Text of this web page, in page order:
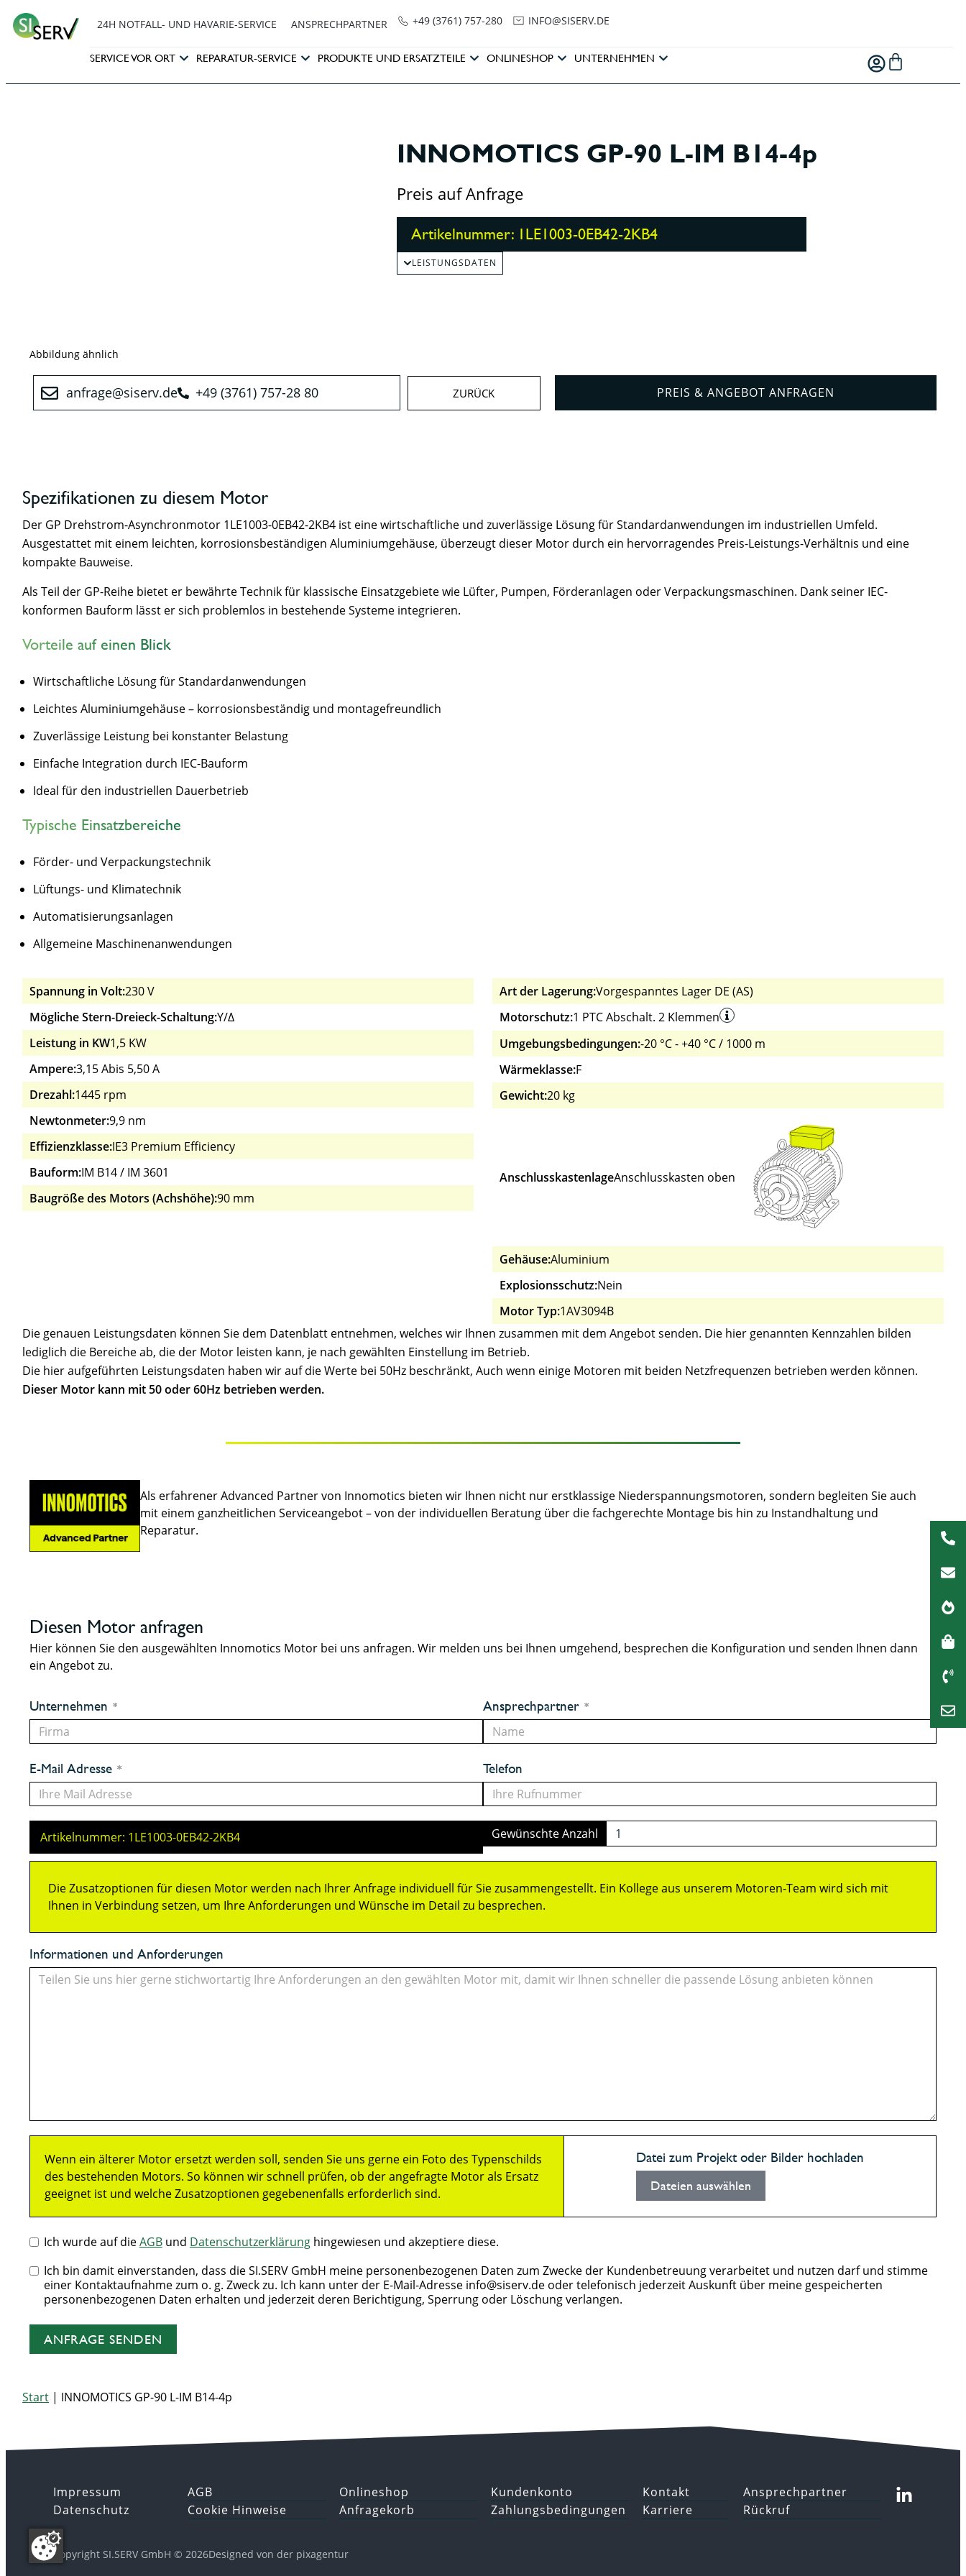
24H NOTFALL- UND HAVARIE-SERVICE ANSPRECHPARTNER +49 (3761) 757-280 ED.VRE
SIS@OF
NI
SERVICE VOR ORT REPARATUR-SERVICE PRODUKTE UND ERSATZTEILE ONLINESHOP UNTERNEHMEN
Abbildung ähnlich
INNOMOTICS GP-90 L-IM B14-4p
Preis auf Anfrage
Artikelnummer: 1LE1003-0EB42-2KB4
LEISTUNGSDATEN
ed.vre
sis@eg
arfna +49 (3761) 757-28 80 ZURÜCK PREIS & ANGEBOT ANFRAGEN
Spezifikationen zu diesem Motor
Der GP Drehstrom-Asynchronmotor 1LE1003-0EB42-2KB4 ist eine wirtschaftliche und zuverlässige Lösung für Standardanwendungen im industriellen Umfeld.
Ausgestattet mit einem leichten, korrosionsbeständigen Aluminiumgehäuse, überzeugt dieser Motor durch ein hervorragendes Preis-Leistungs-Verhältnis und eine
kompakte Bauweise.
Als Teil der GP-Reihe bietet er bewährte Technik für klassische Einsatzgebiete wie Lüfter, Pumpen, Förderanlagen oder Verpackungsmaschinen. Dank seiner IEC-
konformen Bauform lässt er sich problemlos in bestehende Systeme integrieren.
Vorteile auf einen Blick
Wirtschaftliche Lösung für Standardanwendungen
Leichtes Aluminiumgehäuse – korrosionsbeständig und montagefreundlich
Zuverlässige Leistung bei konstanter Belastung
Einfache Integration durch IEC-Bauform
Ideal für den industriellen Dauerbetrieb
Typische Einsatzbereiche
Förder- und Verpackungstechnik
Lüftungs- und Klimatechnik
Automatisierungsanlagen
Allgemeine Maschinenanwendungen
Spannung in Volt:230 V
Mögliche Stern-Dreieck-Schaltung:Y/Δ
Leistung in KW1,5 KW
Ampere:3,15 Abis 5,50 A
Drezahl:1445 rpm
Newtonmeter:9,9 nm
Effizienzklasse:IE3 Premium Efficiency
Bauform:IM B14 / IM 3601
Baugröße des Motors (Achshöhe):90 mm
Art der Lagerung:Vorgespanntes Lager DE (AS)
Motorschutz:1 PTC Abschalt. 2 Klemmen
Umgebungsbedingungen:-20 °C - +40 °C / 1000 m
Wärmeklasse:F
Gewicht:20 kg
AnschlusskastenlageAnschlusskasten oben
Gehäuse:Aluminium
Explosionsschutz:Nein
Motor Typ:1AV3094B
Die genauen Leistungsdaten können Sie dem Datenblatt entnehmen, welches wir Ihnen zusammen mit dem Angebot senden. Die hier genannten Kennzahlen bilden
lediglich die Bereiche ab, die der Motor leisten kann, je nach gewählten Einstellung im Betrieb.
Die hier aufgeführten Leistungsdaten haben wir auf die Werte bei 50Hz beschränkt, Auch wenn einige Motoren mit beiden Netzfrequenzen betrieben werden können.
Dieser Motor kann mit 50 oder 60Hz betrieben werden.
Als erfahrener Advanced Partner von Innomotics bieten wir Ihnen nicht nur erstklassige Niederspannungsmotoren, sondern begleiten Sie auch
mit einem ganzheitlichen Serviceangebot – von der individuellen Beratung über die fachgerechte Montage bis hin zu Instandhaltung und
Reparatur.
Diesen Motor anfragen
Hier können Sie den ausgewählten Innomotics Motor bei uns anfragen. Wir melden uns bei Ihnen umgehend, besprechen die Konfiguration und senden Ihnen dann
ein Angebot zu.
Unternehmen
E-Mail Adresse
Ansprechpartner
Telefon
Artikelnummer: 1LE1003-0EB42-2KB4 Gewünschte Anzahl
Die Zusatzoptionen für diesen Motor werden nach Ihrer Anfrage individuell für Sie zusammengestellt. Ein Kollege aus unserem Motoren-Team wird sich mit
Ihnen in Verbindung setzen, um Ihre Anforderungen und Wünsche im Detail zu besprechen.
Informationen und Anforderungen
Wenn ein älterer Motor ersetzt werden soll, senden Sie uns gerne ein Foto des Typenschilds
des bestehenden Motors. So können wir schnell prüfen, ob der angefragte Motor als Ersatz
geeignet ist und welche Zusatzoptionen gegebenenfalls erforderlich sind.
Datei zum Projekt oder Bilder hochladen
Dateien auswählen
Ich wurde auf dieAGBund Datenschutzerklärunghingewiesen und akzeptiere diese.
Ich bin damit einverstanden, dass die SI.SERV GmbH meine personenbezogenen Daten zum Zwecke der Kundenbetreuung verarbeitet und nutzen darf und stimme
einer Kontaktaufnahme zum o. g. Zweck zu. Ich kann unter der E-Mail-Adresse
ed.vre
sis@of
ni
oder telefonisch jederzeit Auskunft über meine gespeicherten
personenbezogenen Daten erhalten und jederzeit deren Berichtigung, Sperrung oder Löschung verlangen.
ANFRAGE SENDEN
Start | INNOMOTICS GP-90 L-IM B14-4p
Impressum
Datenschutz
AGB
Cookie Hinweise
Onlineshop
Anfragekorb
Kundenkonto
Zahlungsbedingungen
Kontakt
Karriere
Ansprechpartner
Rückruf
Copyright SI.SERV GmbH © 2026Designed von der pixagentur